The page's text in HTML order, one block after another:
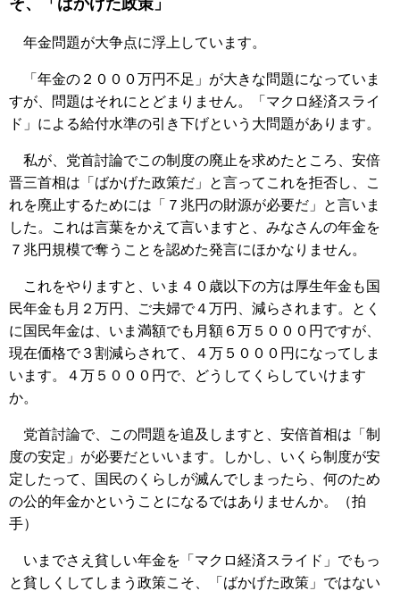
そ、「ばかげた政策」
年金問題が大争点に浮上しています。
「年金の２０００万円不足」が大きな問題になっていま
すが、問題はそれにとどまりません。「マクロ経済スライ
ド」による給付水準の引き下げという大問題があります。
私が、党首討論でこの制度の廃止を求めたところ、安倍
晋三首相は「ばかげた政策だ」と言ってこれを拒否し、こ
れを廃止するためには「７兆円の財源が必要だ」と言いま
した。これは言葉をかえて言いますと、みなさんの年金を
７兆円規模で奪うことを認めた発言にほかなりません。
これをやりますと、いま４０歳以下の方は厚生年金も国
民年金も月２万円、ご夫婦で４万円、減らされます。とく
に国民年金は、いま満額でも月額６万５０００円ですが、
現在価格で３割減らされて、４万５０００円になってしま
います。４万５０００円で、どうしてくらしていけます
か。
党首討論で、この問題を追及しますと、安倍首相は「制
度の安定」が必要だといいます。しかし、いくら制度が安
定したって、国民のくらしが滅んでしまったら、何のため
の公的年金かということになるではありませんか。（拍
手）
いまでさえ貧しい年金を「マクロ経済スライド」でもっ
と貧しくしてしまう政策こそ、「ばかげた政策」ではない